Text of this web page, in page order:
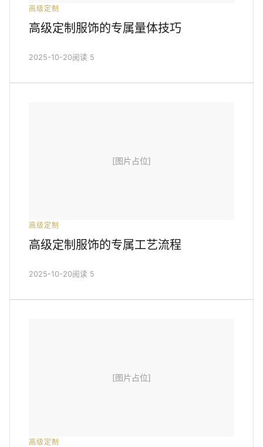
高级定制
高级定制服饰的专属量体技巧
2025-10-20阅读 5
[图片占位]
高级定制
高级定制服饰的专属工艺流程
2025-10-20阅读 5
[图片占位]
高级定制